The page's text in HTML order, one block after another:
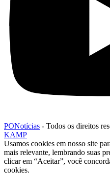
PONotícias - Todos os direitos
KAMP
Usamos cookies em nosso site
mais relevante, lembrando suas
clicar em “Aceitar”, você
cookies.